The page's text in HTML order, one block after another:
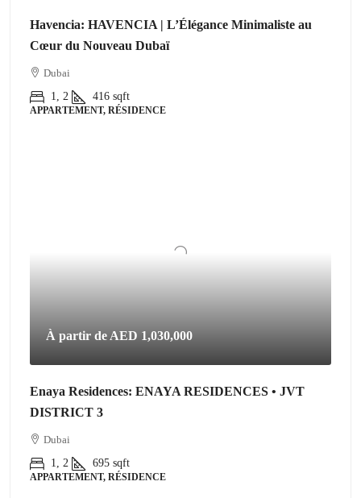
Havencia: HAVENCIA | L’Élégance Minimaliste au
Cœur du Nouveau Dubaï
Dubai
1, 2
416 sqft
APPARTEMENT, RÉSIDENCE
À partir de AED 1,030,000
Enaya Residences: ENAYA RESIDENCES • JVT
DISTRICT 3
Dubai
1, 2
695 sqft
APPARTEMENT, RÉSIDENCE